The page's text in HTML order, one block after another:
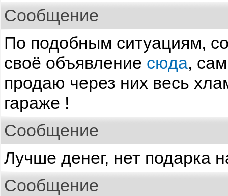
Сообщение
По подобным ситуациям,
своё объявление сюда,
продаю через них весь
гараже !
Сообщение
Лучше денег, нет подарка
Сообщение